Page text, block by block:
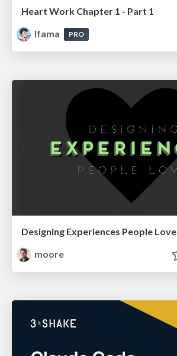
Heart Work Chapter 1 - Part 1
lfama
PRO
Designing Experiences People Love
moore